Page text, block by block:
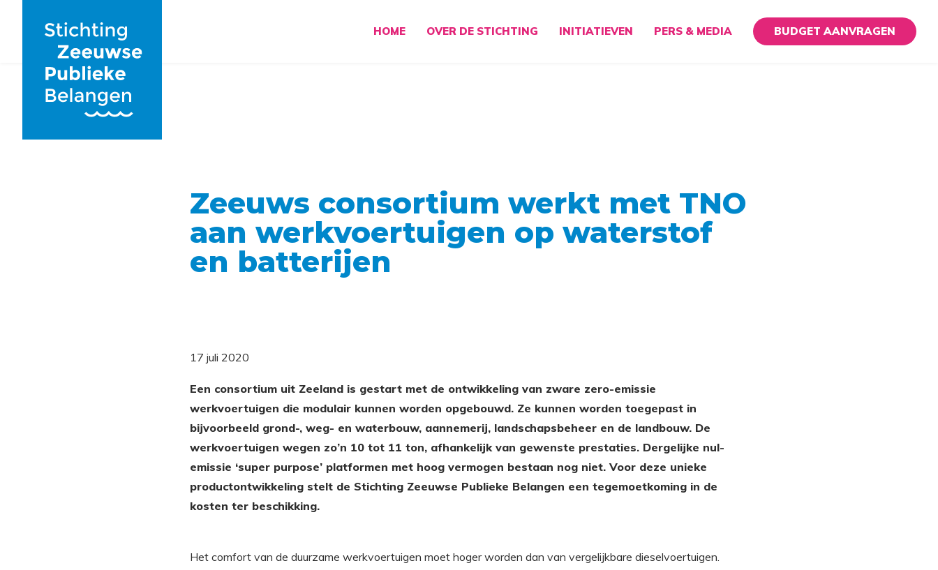
HOME OVER DE STICHTING INITIATIEVEN PERS & MEDIA BUDGET AANVRAGEN
Zeeuws consortium werkt met TNO
aan werkvoertuigen op waterstof
en batterijen
17 juli 2020
Een consortium uit Zeeland is gestart met de ontwikkeling van zware zero-emissie
werkvoertuigen die modulair kunnen worden opgebouwd. Ze kunnen worden toegepast in
bijvoorbeeld grond-, weg- en waterbouw, aannemerij, landschapsbeheer en de landbouw. De
werkvoertuigen wegen zo’n 10 tot 11 ton, afhankelijk van gewenste prestaties. Dergelijke nul-
emissie ‘super purpose’ platformen met hoog vermogen bestaan nog niet. Voor deze unieke
productontwikkeling stelt de Stichting Zeeuwse Publieke Belangen een tegemoetkoming in de
kosten ter beschikking.
Het comfort van de duurzame werkvoertuigen moet hoger worden dan van vergelijkbare dieselvoertuigen.